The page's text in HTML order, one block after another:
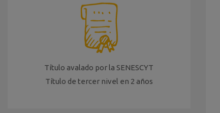
Título avalado por la SENESCYT
Título de tercer nivel en 2 años